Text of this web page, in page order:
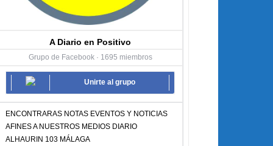
A Diario en Positivo
Grupo de Facebook · 1695 miembros
Unirte al grupo
ENCONTRARAS NOTAS EVENTOS Y NOTICIAS
AFINES A NUESTROS MEDIOS DIARIO
ALHAURIN 103 MÁLAGA